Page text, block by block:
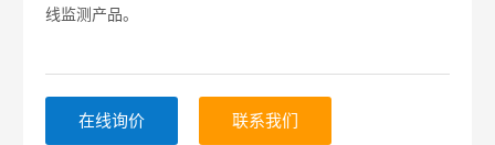
线监测产品。
在线询价 联系我们